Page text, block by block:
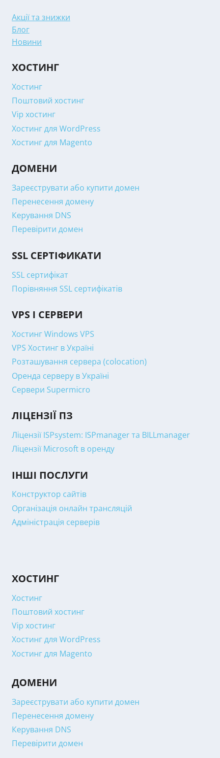
Акції та знижки
Блог
Новини
ХОСТИНГ
Хостинг
Поштовий хостинг
Vip хостинг
Хостинг для WordPress
Хостинг для Magento
ДОМЕНИ
Зареєструвати або купити домен
Перенесення домену
Керування DNS
Перевірити домен
SSL СЕРТІФИКАТИ
SSL сертифікат
Порівняння SSL сертифікатів
VPS І СЕРВЕРИ
Хостинг Windows VPS
VPS Хостинг в Україні
Розташування сервера (colocation)
Оренда серверу в Україні
Сервери Supermicro
ЛІЦЕНЗІЇ ПЗ
Ліцензії ISPsystem: ISPmanager та BILLmanager
Ліцензії Microsoft в оренду
ІНШІ ПОСЛУГИ
Конструктор сайтів
Організація онлайн трансляцій
Адміністрація серверів
ХОСТИНГ
Хостинг
Поштовий хостинг
Vip хостинг
Хостинг для WordPress
Хостинг для Magento
ДОМЕНИ
Зареєструвати або купити домен
Перенесення домену
Керування DNS
Перевірити домен